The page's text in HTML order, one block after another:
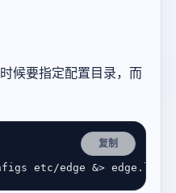
候要指定配置目录，而
复制